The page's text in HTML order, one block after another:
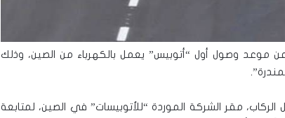
موعد وصول أول “أتوبيس” يعمل بالكهرباء من الصين، وذلك
الركاب، مقر الشركة الموردة “للأتوبيسات” في الصين، لمتابعة